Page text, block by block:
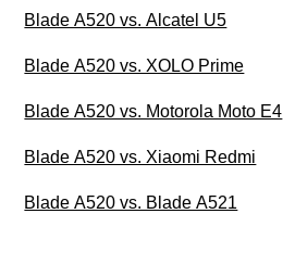
Blade A520 vs. Alcatel U5
Blade A520 vs. XOLO Prime
Blade A520 vs. Motorola Moto E4
Blade A520 vs. Xiaomi Redmi
Blade A520 vs. Blade A521